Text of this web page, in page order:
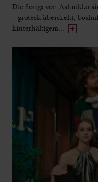
Die Songs von Ashnikko
– grotesk überdreht,
hinterhältigem...